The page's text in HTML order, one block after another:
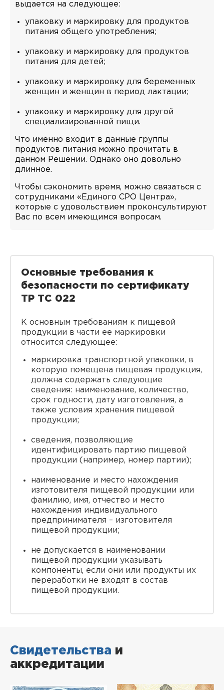
выдается на следующее:
упаковку и маркировку для продуктов
питания общего употребления;
упаковку и маркировку для продуктов
питания для детей;
упаковку и маркировку для беременных
женщин и женщин в период лактации;
упаковку и маркировку для другой
специализированной пищи.
Что именно входит в данные группы
продуктов питания можно прочитать в
данном Решении. Однако оно довольно
длинное.
Чтобы сэкономить время, можно связаться с
сотрудниками «Единого СРО Центра»,
которые с удовольствием проконсультируют
Вас по всем имеющимся вопросам.
Основные требования к
безопасности по сертификату
ТР ТС 022
К основным требованиям к пищевой
продукции в части ее маркировки
относится следующее:
маркировка транспортной упаковки, в
которую помещена пищевая продукция,
должна содержать следующие
сведения: наименование, количество,
срок годности, дату изготовления, а
также условия хранения пищевой
продукции;
сведения, позволяющие
идентифицировать партию пищевой
продукции (например, номер партии);
наименование и место нахождения
изготовителя пищевой продукции или
фамилию, имя, отчество и место
нахождения индивидуального
предпринимателя – изготовителя
пищевой продукции;
не допускается в наименовании
пищевой продукции указывать
компоненты, если они или продукты их
переработки не входят в состав
пищевой продукции.
Свидетельства и
аккредитации